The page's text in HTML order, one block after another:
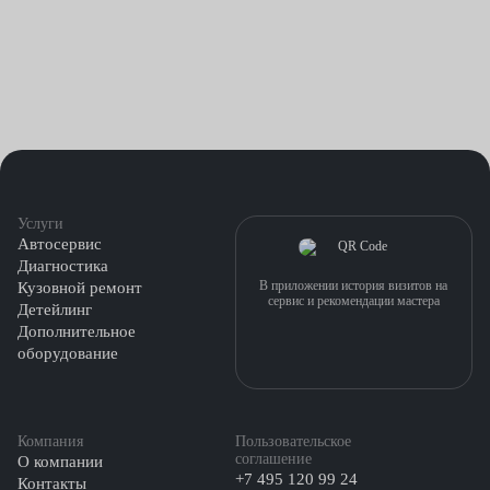
Услуги
Автосервис
Диагностика
Кузовной ремонт
Детейлинг
Дополнительное
оборудование
Компания
О компании
Контакты
Пользовательское
соглашение
+7 495 120 99 24
В приложении история визитов на
сервис и рекомендации мастера